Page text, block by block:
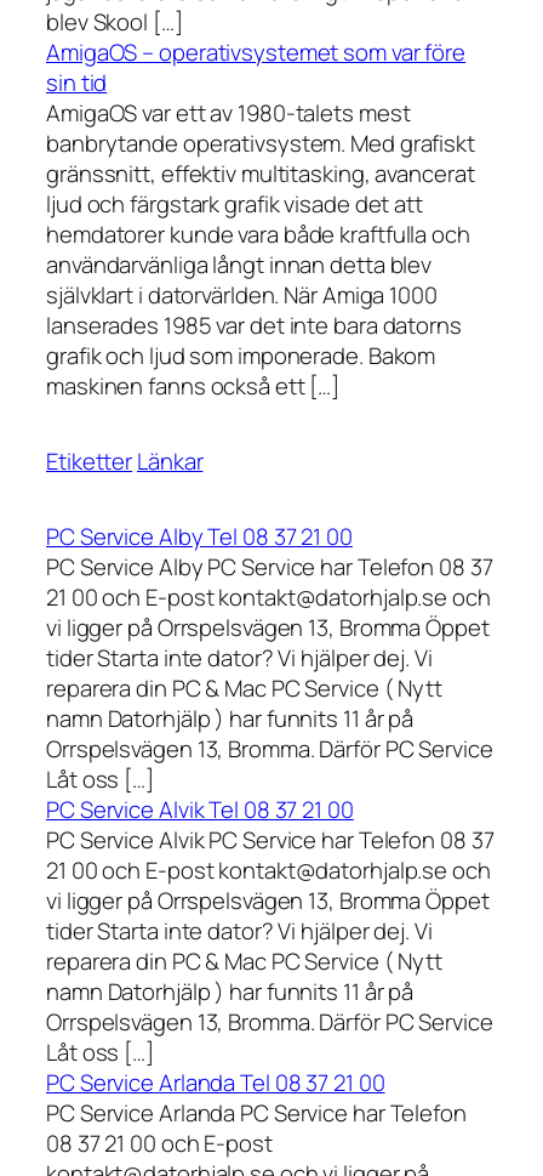
blev Skool […]
AmigaOS – operativsystemet som var före
sin tid
AmigaOS var ett av 1980-talets mest
banbrytande operativsystem. Med grafiskt
gränssnitt, effektiv multitasking, avancerat
ljud och färgstark grafik visade det att
hemdatorer kunde vara både kraftfulla och
användarvänliga långt innan detta blev
självklart i datorvärlden. När Amiga 1000
lanserades 1985 var det inte bara datorns
grafik och ljud som imponerade. Bakom
maskinen fanns också ett […]
EtiketterLänkar
PC Service Alby Tel 08 37 21 00
PC Service Alby PC Service har Telefon 08 37
21 00 och E-post kontakt@datorhjalp.se och
vi ligger på Orrspelsvägen 13, Bromma Öppet
tider Starta inte dator? Vi hjälper dej. Vi
reparera din PC & Mac PC Service ( Nytt
namn Datorhjälp ) har funnits 11 år på
Orrspelsvägen 13, Bromma. Därför PC Service
Låt oss […]
PC Service Alvik Tel 08 37 21 00
PC Service Alvik PC Service har Telefon 08 37
21 00 och E-post kontakt@datorhjalp.se och
vi ligger på Orrspelsvägen 13, Bromma Öppet
tider Starta inte dator? Vi hjälper dej. Vi
reparera din PC & Mac PC Service ( Nytt
namn Datorhjälp ) har funnits 11 år på
Orrspelsvägen 13, Bromma. Därför PC Service
Låt oss […]
PC Service Arlanda Tel 08 37 21 00
PC Service Arlanda PC Service har Telefon
08 37 21 00 och E-post